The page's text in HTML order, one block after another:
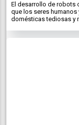
El desarrollo de robots
que los seres humanos
domésticas tediosas y